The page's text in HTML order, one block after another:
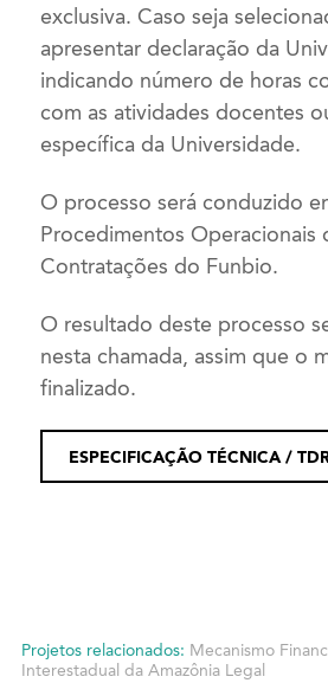
exclusiva. Caso seja
apresentar declaração da
indicando número de horas
com as atividades docentes
específica da Universidade.
O processo será conduzido
Procedimentos Operacionais
Contratações do Funbio.
O resultado deste processo
nesta chamada, assim que o
finalizado.
ESPECIFICAÇÃO TÉCNICA /
Projetos relacionados: Mecanismo
Interestadual da Amazônia Legal